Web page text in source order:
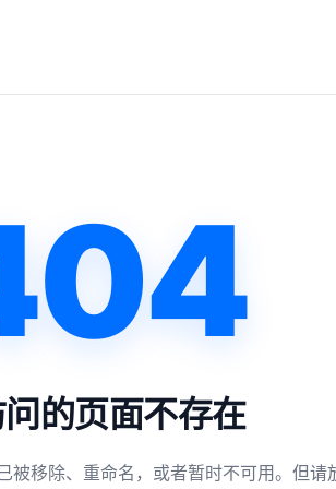
的页面不存在
被移除、重命名，或者暂时不可用。但请